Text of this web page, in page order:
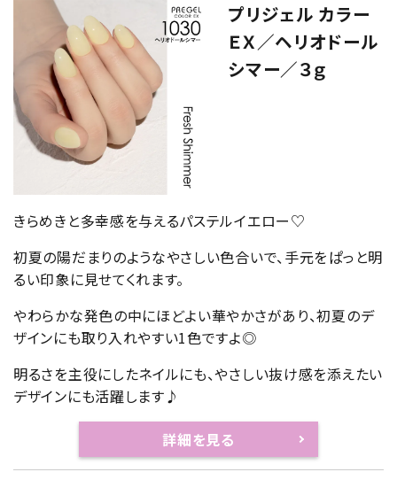
プリジェル カラー
ＥＸ／ヘリオドール
シマー／３ｇ
きらめきと多幸感を与えるパステルイエロー♡
初夏の陽だまりのようなやさしい色合いで、手元をぱっと明
るい印象に見せてくれます。
やわらかな発色の中にほどよい華やかさがあり、初夏のデ
ザインにも取り入れやすい1色ですよ◎
明るさを主役にしたネイルにも、やさしい抜け感を添えたい
デザインにも活躍します♪
詳細を見る